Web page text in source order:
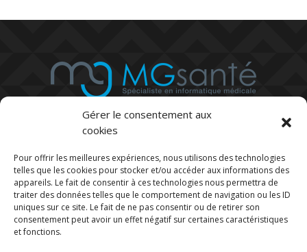
Gérer le consentement aux
cookies
Pour offrir les meilleures expériences, nous utilisons des technologies
telles que les cookies pour stocker et/ou accéder aux informations des
appareils. Le fait de consentir à ces technologies nous permettra de
traiter des données telles que le comportement de navigation ou les ID
uniques sur ce site. Le fait de ne pas consentir ou de retirer son
consentement peut avoir un effet négatif sur certaines caractéristiques
et fonctions.
 03 73 27 08 49
Du lundi au vendredi, de 8H30 à 18H30
 contact@mg-pro.fr